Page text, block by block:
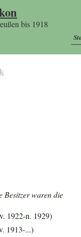
bis 1918
Besitzer waren die
1922-n. 1929)
1913-...)